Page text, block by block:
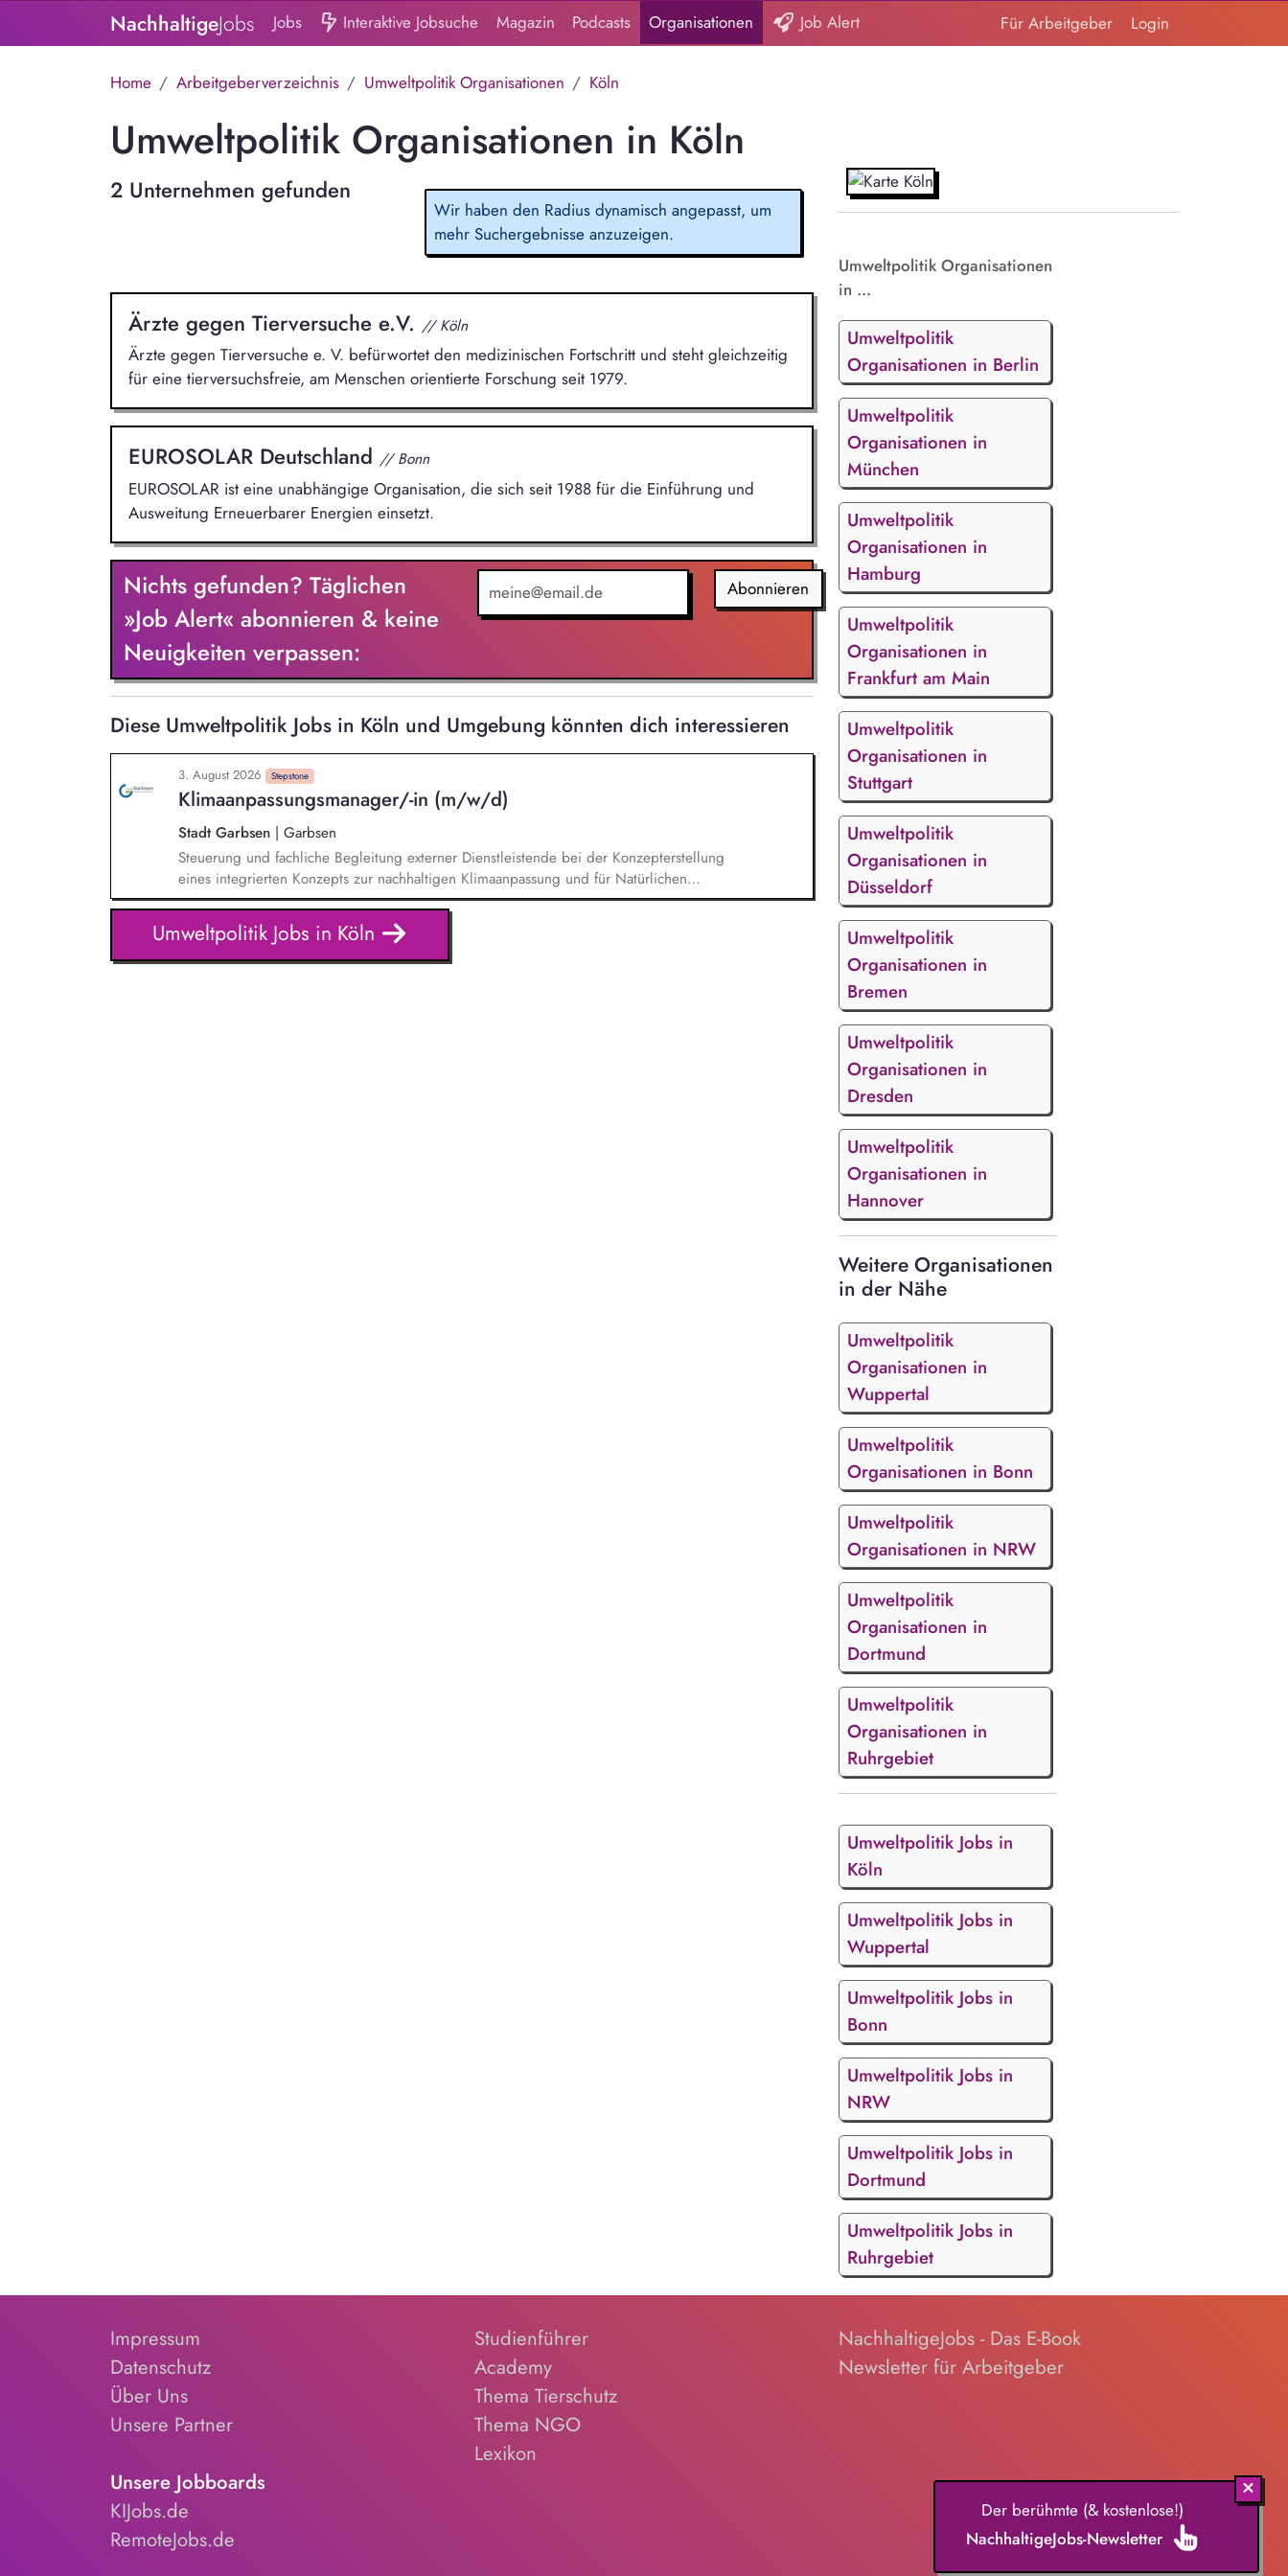
NachhaltigeJobs Jobs Interaktive Jobsuche Magazin Podcasts Organisationen Job Alert Für Arbeitgeber Login
Home Arbeitgeberverzeichnis Umweltpolitik Organisationen Köln
Umweltpolitik Organisationen in Köln
2 Unternehmen gefunden
Wir haben den Radius dynamisch angepasst, um
mehr Suchergebnisse anzuzeigen.
Ärzte gegen Tierversuche e.V. // Köln
Ärzte gegen Tierversuche e. V. befürwortet den medizinischen Fortschritt und steht gleichzeitig
für eine tierversuchsfreie, am Menschen orientierte Forschung seit 1979.
EUROSOLAR Deutschland // Bonn
EUROSOLAR ist eine unabhängige Organisation, die sich seit 1988 für die Einführung und
Ausweitung Erneuerbarer Energien einsetzt.
Nichts gefunden? Täglichen
»Job Alert« abonnieren & keine
Neuigkeiten verpassen:
Abonnieren
Diese Umweltpolitik Jobs in Köln und Umgebung könnten dich interessieren
3. August 2026 Stepstone
Klimaanpassungsmanager/-in (m/w/d)
Stadt Garbsen | Garbsen
Steuerung und fachliche Begleitung externer Dienstleistende bei der Konzepterstellung
eines integrierten Konzepts zur nachhaltigen Klimaanpassung und für Natürlichen
Klimaschutz. Analyse klimatischer Risiken und Betroffenheiten der Kommune (z. B. Hitze,
Starkregen, Trockenheit). Identifikation kommunaler Handlungsfelder der Klimaanpassung.
Erarbeitung eines Maßnahmenkatalogs mit Priorisierung zur Entwicklung von
Umsetzungsstrategien. Integration der Klimaanpassung als Querschnittsaufgabe in
Umweltpolitik Jobs in Köln
Umweltpolitik Organisationen
in ...
Umweltpolitik
Organisationen in Berlin
Umweltpolitik
Organisationen in
München
Umweltpolitik
Organisationen in
Hamburg
Umweltpolitik
Organisationen in
Frankfurt am Main
Umweltpolitik
Organisationen in
Stuttgart
Umweltpolitik
Organisationen in
Düsseldorf
Umweltpolitik
Organisationen in
Bremen
Umweltpolitik
Organisationen in
Dresden
Umweltpolitik
Organisationen in
Hannover
Weitere Organisationen
in der Nähe
Umweltpolitik
Organisationen in
Wuppertal
Umweltpolitik
Organisationen in Bonn
Umweltpolitik
Organisationen in NRW
Umweltpolitik
Organisationen in
Dortmund
Umweltpolitik
Organisationen in
Ruhrgebiet
Umweltpolitik Jobs in
Köln
Umweltpolitik Jobs in
Wuppertal
Umweltpolitik Jobs in
Bonn
Umweltpolitik Jobs in
NRW
Umweltpolitik Jobs in
Dortmund
Umweltpolitik Jobs in
Ruhrgebiet
Impressum
Datenschutz
Über Uns
Unsere Partner
Studienführer
Academy
Thema Tierschutz
Thema NGO
Lexikon
NachhaltigeJobs - Das E-Book
Newsletter für Arbeitgeber
Unsere Jobboards
KIJobs.de
RemoteJobs.de
Der berühmte (& kostenlose!)
NachhaltigeJobs-Newsletter